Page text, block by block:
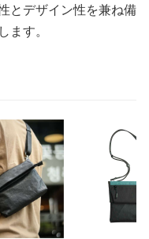
とデザイン性を兼ね備
す。